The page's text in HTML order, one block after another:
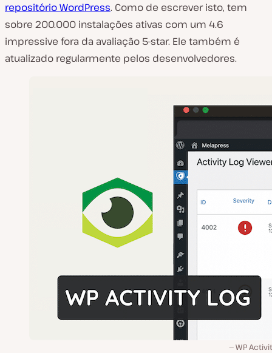
repositório WordPress. Como de escrever isto, tem
sobre 200.000 instalações ativas com um 4.6
impressive fora da avaliação 5-star. Ele também é
atualizado regularmente pelos desenvolvedores.
WP